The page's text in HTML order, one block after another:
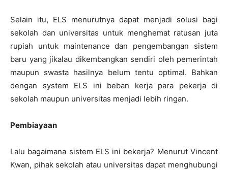
Selain itu, ELS menurutnya dapat menjadi solusi bagi
sekolah dan universitas untuk menghemat ratusan juta
rupiah untuk maintenance dan pengembangan sistem
baru yang jikalau dikembangkan sendiri oleh pemerintah
maupun swasta hasilnya belum tentu optimal. Bahkan
dengan system ELS ini beban kerja para pekerja di
sekolah maupun universitas menjadi lebih ringan.
Pembiayaan
Lalu bagaimana sistem ELS ini bekerja? Menurut Vincent
Kwan, pihak sekolah atau universitas dapat menghubungi